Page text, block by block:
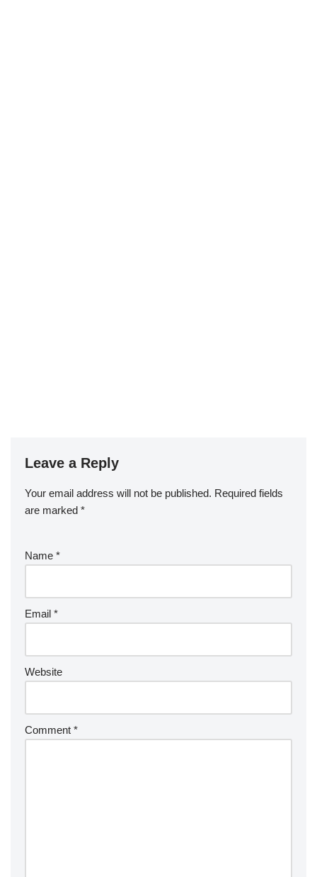
Leave a Reply
Your email address will not be published. Required fields
are marked *
Name *
Email *
Website
Comment *